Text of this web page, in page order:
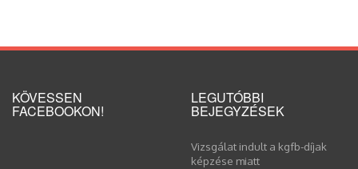
KÖVESSEN
FACEBOOKON!
LEGUTÓBBI
BEJEGYZÉSEK
Vizsgálat indult a kgfb-díjak
képzése miatt